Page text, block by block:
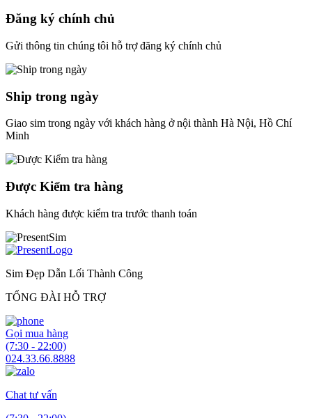
Đăng ký chính chủ
Gửi thông tin chúng tôi hỗ trợ đăng ký chính chủ
Ship trong ngày
Giao sim trong ngày với khách hàng ở nội thành Hà Nội, Hồ Chí
Minh
Được Kiểm tra hàng
Khách hàng được kiểm tra trước thanh toán
Sim Đẹp Dẫn Lối Thành Công
TỔNG ĐÀI HỖ TRỢ
Gọi mua hàng
(7:30 - 22:00)
024.33.66.8888
Chat tư vấn